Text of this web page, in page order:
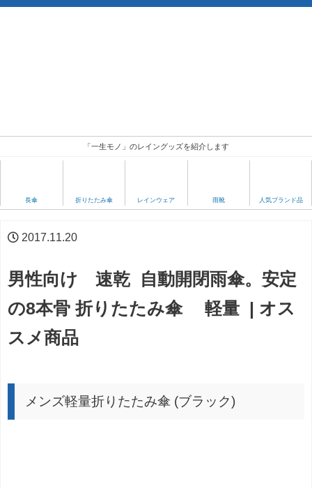
「一生モノ」のレイングッズを紹介します
長傘 折りたたみ傘 レインウェア 雨靴 人気ブランド品
2017.11.20
男性向け 速乾 自動開閉雨傘。安定
の8本骨 折りたたみ傘 軽量 | オス
スメ商品
メンズ軽量折りたたみ傘 (ブラック)